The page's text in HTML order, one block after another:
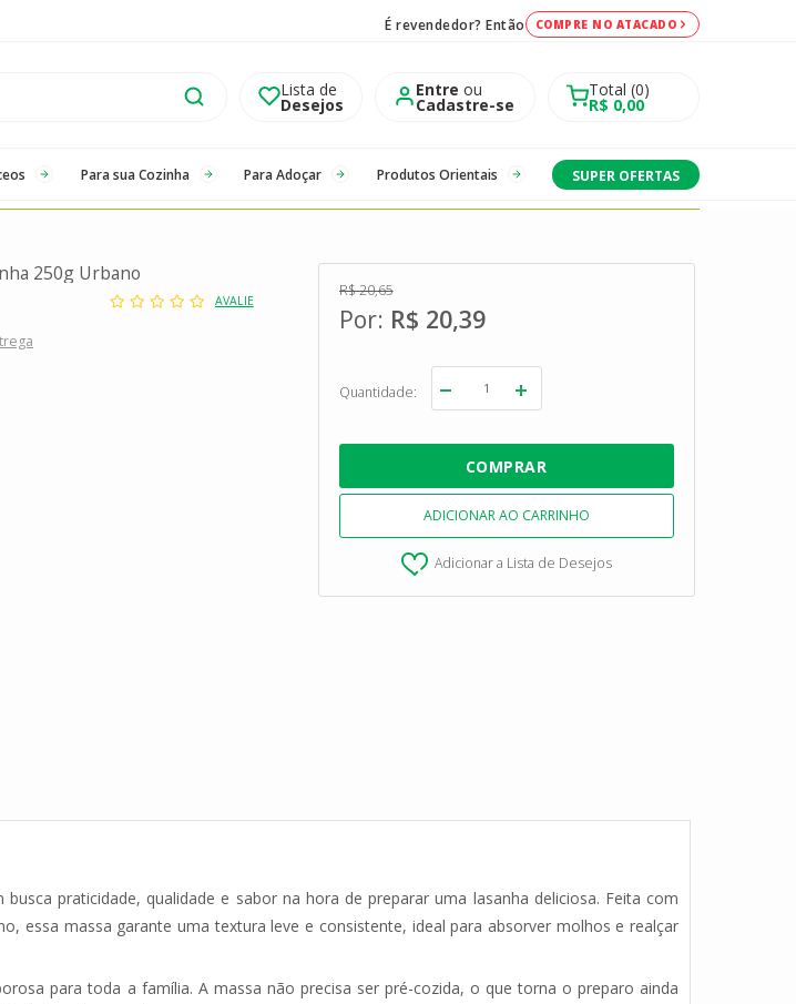
É revendedor? Então COMPRE NO ATACADO
Lista de
Desejos
Entre ou
Cadastre-se
Total 0
R$ 0,00
Para sua Cozinha Para Adoçar Produtos Orientais SUPER OFERTAS
250g Urbano
AVALIE
R$ 20,65
R$ 20,39
Quantidade
Adicionar a Lista de Desejos
praticidade, qualidade e sabor na hora de preparar uma lasanha deliciosa. Feita com
essa massa garante uma textura leve e consistente, ideal para absorver molhos e realçar
para toda a família. A massa não precisa ser pré-cozida, o que torna o preparo ainda